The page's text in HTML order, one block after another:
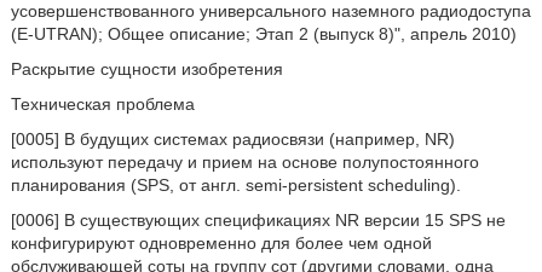
усовершенствованного универсального наземного радиодоступа
(E-UTRAN); Общее описание; Этап 2 (выпуск 8)", апрель 2010)
Раскрытие сущности изобретения
Техническая проблема
[0005] В будущих системах радиосвязи (например, NR)
используют передачу и прием на основе полупостоянного
планирования (SPS, от англ. semi-persistent scheduling).
[0006] В существующих спецификациях NR версии 15 SPS не
конфигурируют одновременно для более чем одной
обслуживающей соты на группу сот (другими словами, одна